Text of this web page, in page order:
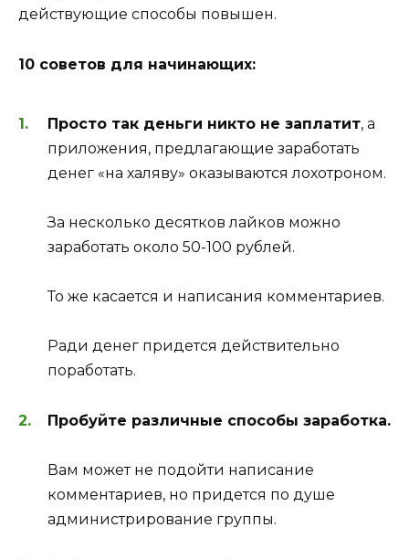
действующие способы повышен.
10 советов для начинающих:
Просто так деньги никто не заплатит, а
приложения, предлагающие заработать
денег «на халяву» оказываются лохотроном.
За несколько десятков лайков можно
заработать около 50-100 рублей.
То же касается и написания комментариев.
Ради денег придется действительно
поработать.
Пробуйте различные способы заработка.
Вам может не подойти написание
комментариев, но придется по душе
администрирование группы.